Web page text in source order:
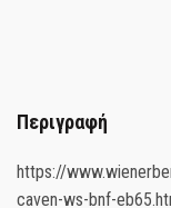
Περιγραφή
https://
caven-ws-bnf-